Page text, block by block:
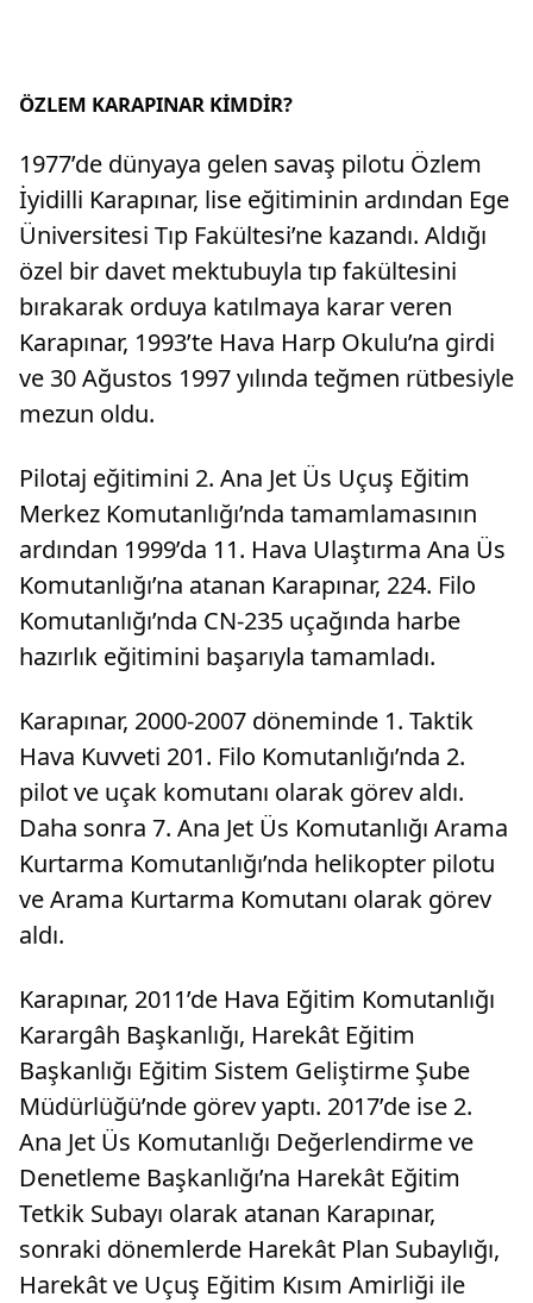
ÖZLEM KARAPINAR KİMDİR?
1977’de dünyaya gelen savaş pilotu Özlem
İyidilli Karapınar, lise eğitiminin ardından Ege
Üniversitesi Tıp Fakültesi’ne kazandı. Aldığı
özel bir davet mektubuyla tıp fakültesini
bırakarak orduya katılmaya karar veren
Karapınar, 1993’te Hava Harp Okulu’na girdi
ve 30 Ağustos 1997 yılında teğmen rütbesiyle
mezun oldu.
Pilotaj eğitimini 2. Ana Jet Üs Uçuş Eğitim
Merkez Komutanlığı’nda tamamlamasının
ardından 1999’da 11. Hava Ulaştırma Ana Üs
Komutanlığı’na atanan Karapınar, 224. Filo
Komutanlığı’nda CN-235 uçağında harbe
hazırlık eğitimini başarıyla tamamladı.
Karapınar, 2000-2007 döneminde 1. Taktik
Hava Kuvveti 201. Filo Komutanlığı’nda 2.
pilot ve uçak komutanı olarak görev aldı.
Daha sonra 7. Ana Jet Üs Komutanlığı Arama
Kurtarma Komutanlığı’nda helikopter pilotu
ve Arama Kurtarma Komutanı olarak görev
aldı.
Karapınar, 2011’de Hava Eğitim Komutanlığı
Karargâh Başkanlığı, Harekât Eğitim
Başkanlığı Eğitim Sistem Geliştirme Şube
Müdürlüğü’nde görev yaptı. 2017’de ise 2.
Ana Jet Üs Komutanlığı Değerlendirme ve
Denetleme Başkanlığı’na Harekât Eğitim
Tetkik Subayı olarak atanan Karapınar,
sonraki dönemlerde Harekât Plan Subaylığı,
Harekât ve Uçuş Eğitim Kısım Amirliği ile